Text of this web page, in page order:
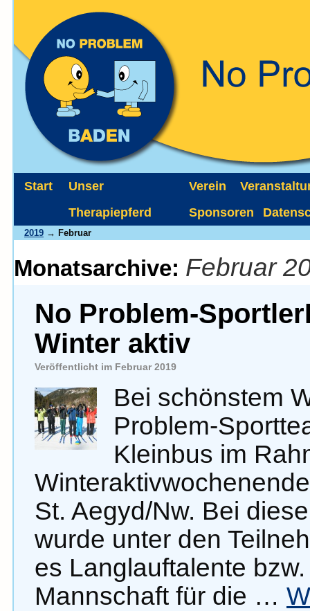
Start
Unser
Therapiepferd
Verein
Sponsoren
2019 → Februar
Monatsarchive: Februar
No Problem-
Winter aktiv
Veröffentlicht im Februar 2019
Bei schönstem
Problem-
Kleinbus im
St. Aegyd/Nw. Bei
wurde unter den
es Langlauftalente
Mannschaft für die …